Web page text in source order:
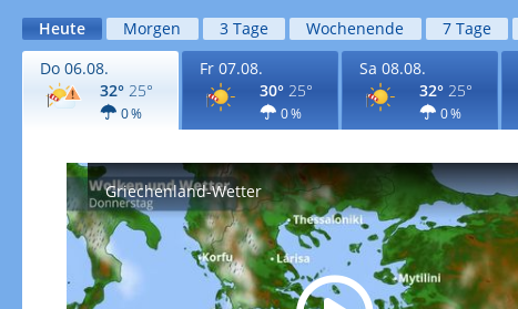
Heute Morgen 3 Tage Wochenende 7 Tage
Do 06.08.
32° 25°
0 %
Fr 07.08.
30° 25°
0 %
Sa 08.08.
32° 25°
0 %
Griechenland-Wetter